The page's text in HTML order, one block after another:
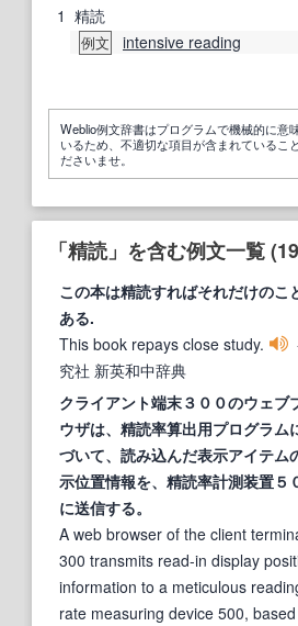
1 精読
例文 intensive reading
Weblio例文辞書はプログラムで機械的に意
いるため、不適切な項目が含まれているこ
ださいませ。
「精読」を含む例文一覧
この本は精読すればそれだけのこ
ある.
This book repays close study.
究社 新英和中辞典
クライアント端末３００のウェブ
ウザは、 精読率算出用プログラム
づいて、読み込んだ表示アイテム
示位置情報を、 精読率計測装置５
に送信する。
A web browser of the client
300 transmits read-in display
information to a meticulous
rate measuring device 500,